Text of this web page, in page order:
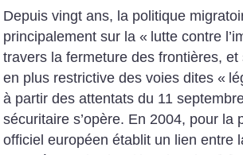
Depuis vingt ans, la politique
principalement sur la « lutte contre
travers la fermeture des ­frontières,
en plus restrictive des voies dites «
à partir des attentats du 11
sécuritaire s’opère. En 2004, pour la
officiel européen établit un lien entre